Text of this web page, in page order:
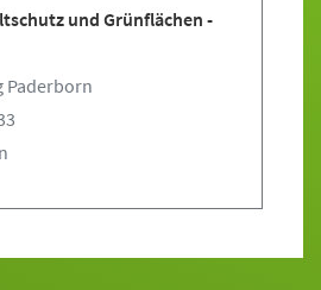
und Grünflächen -
Paderborn